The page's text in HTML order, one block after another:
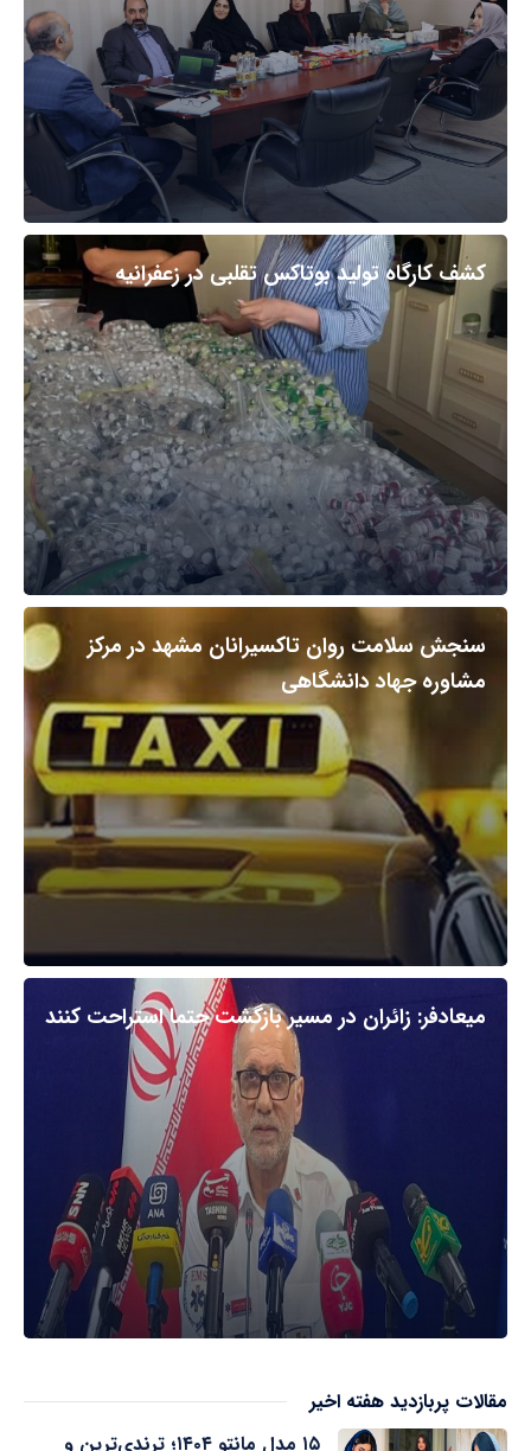
کشف کارگاه تولید بوتاکس تقلبی در زعفرانیه
سنجش سلامت روان تاکسیرانان مشهد در مرکز
مشاوره جهاد دانشگاهی
میعادفر: زائران در مسیر بازگشت حتما استراحت کنند
مقالات پربازدید هفته اخیر
۱۵ مدل مانتو ۱۴۰۴؛ ترندی‌ترین و